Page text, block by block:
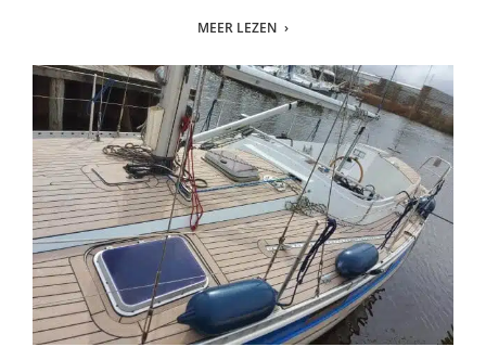
MEER LEZEN